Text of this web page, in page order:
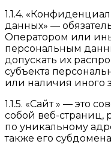
1.1.4.
данных» —
Оператором или
персональным
допускать их
субъекта
или наличия иного
1.1.5. «Сайт » — это
собой веб-страниц,
по уникальному
также его